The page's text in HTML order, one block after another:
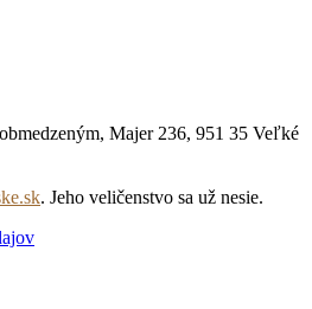
Majer 236, 951 35 Veľké
. Jeho veličenstvo sa už nesie.